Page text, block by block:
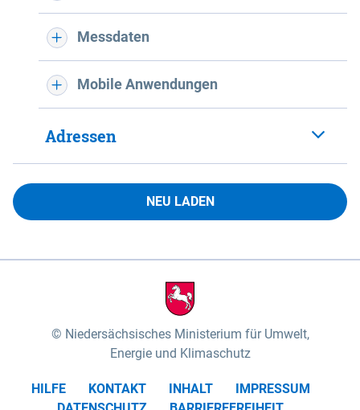
Messdaten
Mobile Anwendungen
Adressen
NEU LADEN
Niedersächsisches Ministerium für Umwelt,
Energie und Klimaschutz
HILFE KONTAKT INHALT
IMPRESSUM